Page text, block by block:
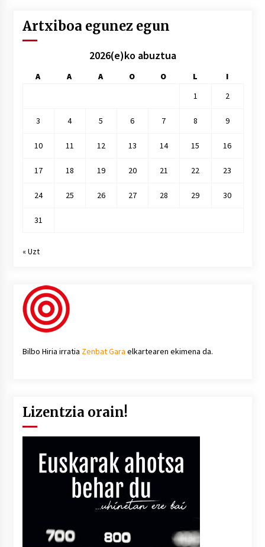
Artxiboa egunez egun
2026(e)ko abuztua
A A A O O L
I
1
2
3 4 5 6 7 8 9
10 11 12 13 14 15 16
17 18 19 20 21 22 23
24 25 26 27 28 29 30
31
« Uzt
Bilbo Hiria irratia Zenbat Gara elkartearen ekimena da.
Lizentzia orain!